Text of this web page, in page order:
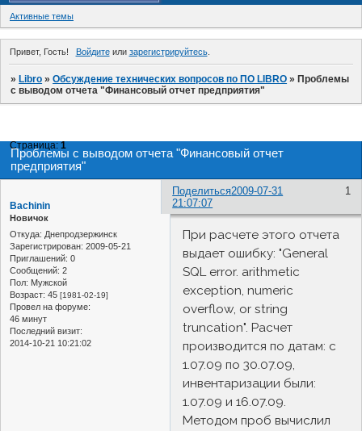
Активные темы
Привет, Гость! Войдитеили зарегистрируйтесь.
»Libro »Обсуждение технических вопросов по ПО LIBRO »Проблемы
с выводом отчета "Финансовый отчет предприятия"
Проблемы с выводом отчета "Финансовый отчет
предприятия"
Страница:1
Поделиться 1
2009-07-31
21:07:07
Bachinin
Новичок
Откуда: Днепродзержинск
Зарегистрирован: 2009-05-21
Приглашений: 0
Сообщений: 2
Пол: Мужской
Возраст: 45 [1981-02-19]
Провел на форуме:
46 минут
Последний визит:
2014-10-21 10:21:02
При расчете этого отчета
выдает ошибку: "General
SQL error. arithmetic
exception, numeric
overflow, or string
truncation". Расчет
производится по датам: с
1.07.09 по 30.07.09,
инвентаризации были:
1.07.09 и 16.07.09.
Методом проб вычислил